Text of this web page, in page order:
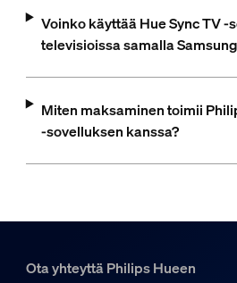
Voinko käyttää Hue Sync TV -
televisioissa samalla
Miten maksaminen toimii
‑sovelluksen kanssa?
Ota yhteyttä Philips Hueen